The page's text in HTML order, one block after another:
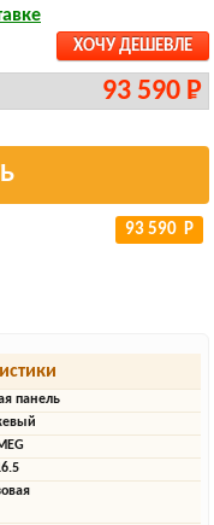
ХОЧУ ДЕШЕВЛЕ
93 590 Р
93 590 Р
панель